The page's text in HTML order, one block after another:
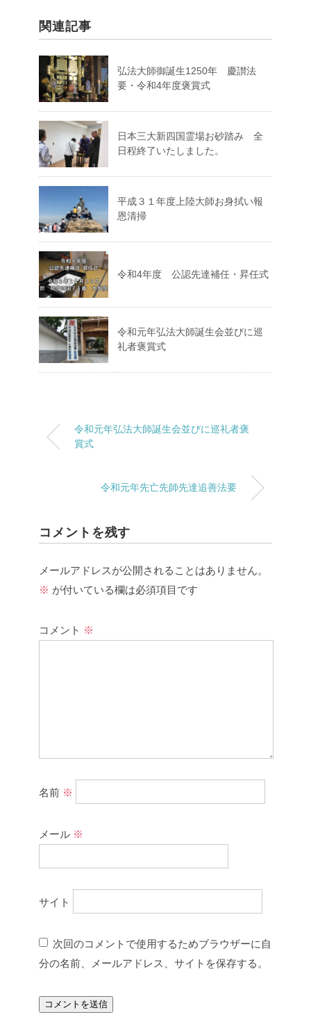
関連記事
弘法大師御誕生1250年 慶讃法
要・令和4年度褒賞式
日本三大新四国霊場お砂踏み 全
日程終了いたしました。
平成３１年度上陸大師お身拭い報
恩清掃
令和4年度 公認先達補任・昇任式
令和元年弘法大師誕生会並びに巡
礼者褒賞式
令和元年弘法大師誕生会並びに巡礼者褒
賞式
令和元年先亡先師先達追善法要
コメントを残す
メールアドレスが公開されることはありません。
※ が付いている欄は必須項目です
コメント ※
名前 ※
メール ※
サイト
次回のコメントで使用するためブラウザーに自
分の名前、メールアドレス、サイトを保存する。